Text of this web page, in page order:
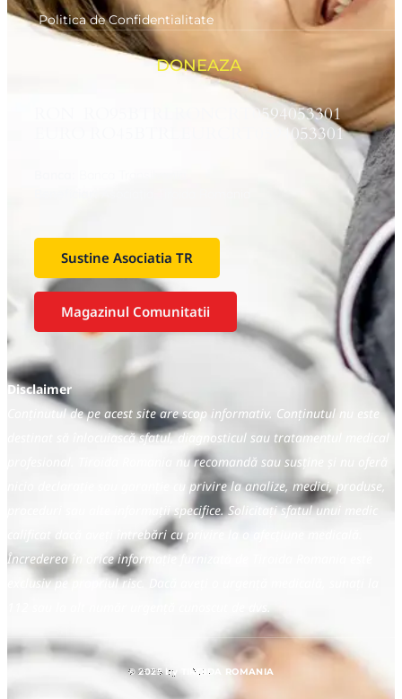
Politica de Confidentialitate
DONEAZA
RON RO95BTRLRONCRT0594053301
EURO RO45BTRLEURCRT0594053301
Sustine Asociatia TR
Magazinul Comunitatii
Disclaimer
Conținutul de pe acest site are scop informativ. Conținutul nu este
destinat să înlocuiască sfatul, diagnosticul sau tratamentul medical
profesional. Tiroida Romania nu recomandă sau susține și nu oferă
nicio declarație sau garanție cu privire la analize, medici, produse,
proceduri sau alte informații specifice. Solicitați sfatul unui medic
calificat dacă aveți întrebări cu privire la o afecțiune medicală.
Încrederea în orice informație furnizată de Tiroida Romania este
exclusiv pe propriul risc. Dacă aveți o urgență medicală, sunați la
© 2025 by TIROIDA ROMANIA